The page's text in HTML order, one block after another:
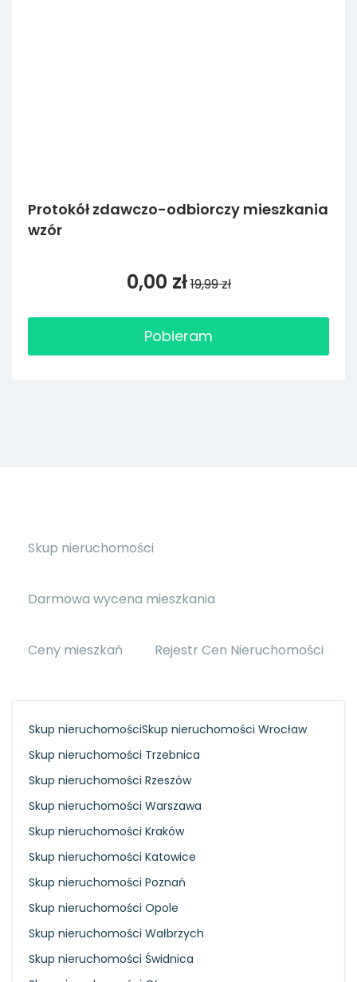
Protokół zdawczo-odbiorczy mieszkania
wzór
0,00 zł19,99 zł
Pobieram
Skup nieruchomości
Darmowa wycena mieszkania
Ceny mieszkań Rejestr Cen Nieruchomości
Skup nieruchomościSkup nieruchomości Wrocław
Skup nieruchomości Trzebnica
Skup nieruchomości Rzeszów
Skup nieruchomości Warszawa
Skup nieruchomości Kraków
Skup nieruchomości Katowice
Skup nieruchomości Poznań
Skup nieruchomości Opole
Skup nieruchomości Wałbrzych
Skup nieruchomości Świdnica